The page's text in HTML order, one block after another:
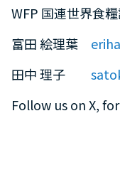
WFP 国連世界食
富田 絵理葉
田中 理子
Follow us on X,